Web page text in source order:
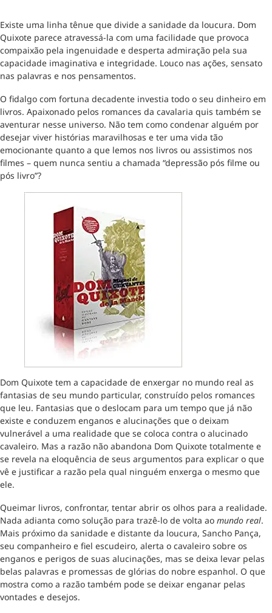
Existe uma linha tênue que divide a sanidade da loucura. Dom
Quixote parece atravessá-la com uma facilidade que provoca
compaixão pela ingenuidade e desperta admiração pela sua
capacidade imaginativa e integridade. Louco nas ações, sensato
nas palavras e nos pensamentos.
O fidalgo com fortuna decadente investia todo o seu dinheiro em
livros. Apaixonado pelos romances da cavalaria quis também se
aventurar nesse universo. Não tem como condenar alguém por
desejar viver histórias maravilhosas e ter uma vida tão
emocionante quanto a que lemos nos livros ou assistimos nos
filmes – quem nunca sentiu a chamada “depressão pós filme ou
pós livro”?
Dom Quixote tem a capacidade de enxergar no mundo real as
fantasias de seu mundo particular, construído pelos romances
que leu. Fantasias que o deslocam para um tempo que já não
existe e conduzem enganos e alucinações que o deixam
vulnerável a uma realidade que se coloca contra o alucinado
cavaleiro. Mas a razão não abandona Dom Quixote totalmente e
se revela na eloquência de seus argumentos para explicar o que
vê e justificar a razão pela qual ninguém enxerga o mesmo que
ele.
Queimar livros, confrontar, tentar abrir os olhos para a realidade.
Nada adianta como solução para trazê-lo de volta ao mundo real.
Mais próximo da sanidade e distante da loucura, Sancho Pança,
seu companheiro e fiel escudeiro, alerta o cavaleiro sobre os
enganos e perigos de suas alucinações, mas se deixa levar pelas
belas palavras e promessas de glórias do nobre espanhol. O que
mostra como a razão também pode se deixar enganar pelas
vontades e desejos.